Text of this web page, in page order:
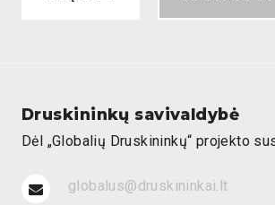
Druskininkų savivaldybė
Dėl „Globalių Druskininkų“ projekto
globalus@druskininkai.lt